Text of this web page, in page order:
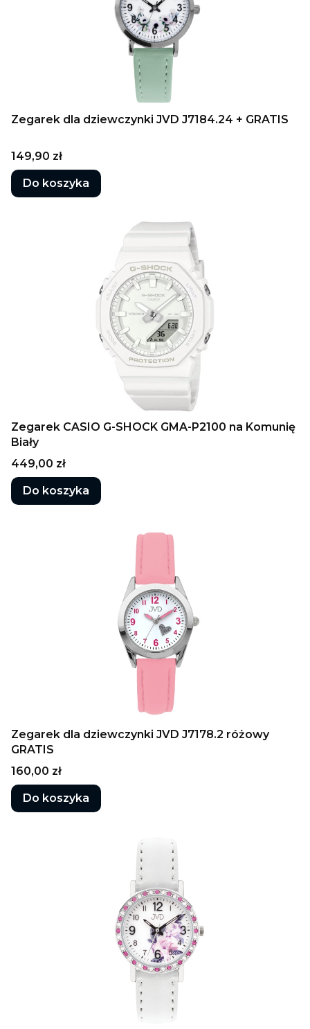
Zegarek dla dziewczynki JVD J7184.24 + GRATIS
Cena
149,90 zł
Do koszyka
Zegarek CASIO G-SHOCK GMA-P2100 na Komunię
Biały
Cena
449,00 zł
Do koszyka
Zegarek dla dziewczynki JVD J7178.2 różowy
GRATIS
Cena
160,00 zł
Do koszyka